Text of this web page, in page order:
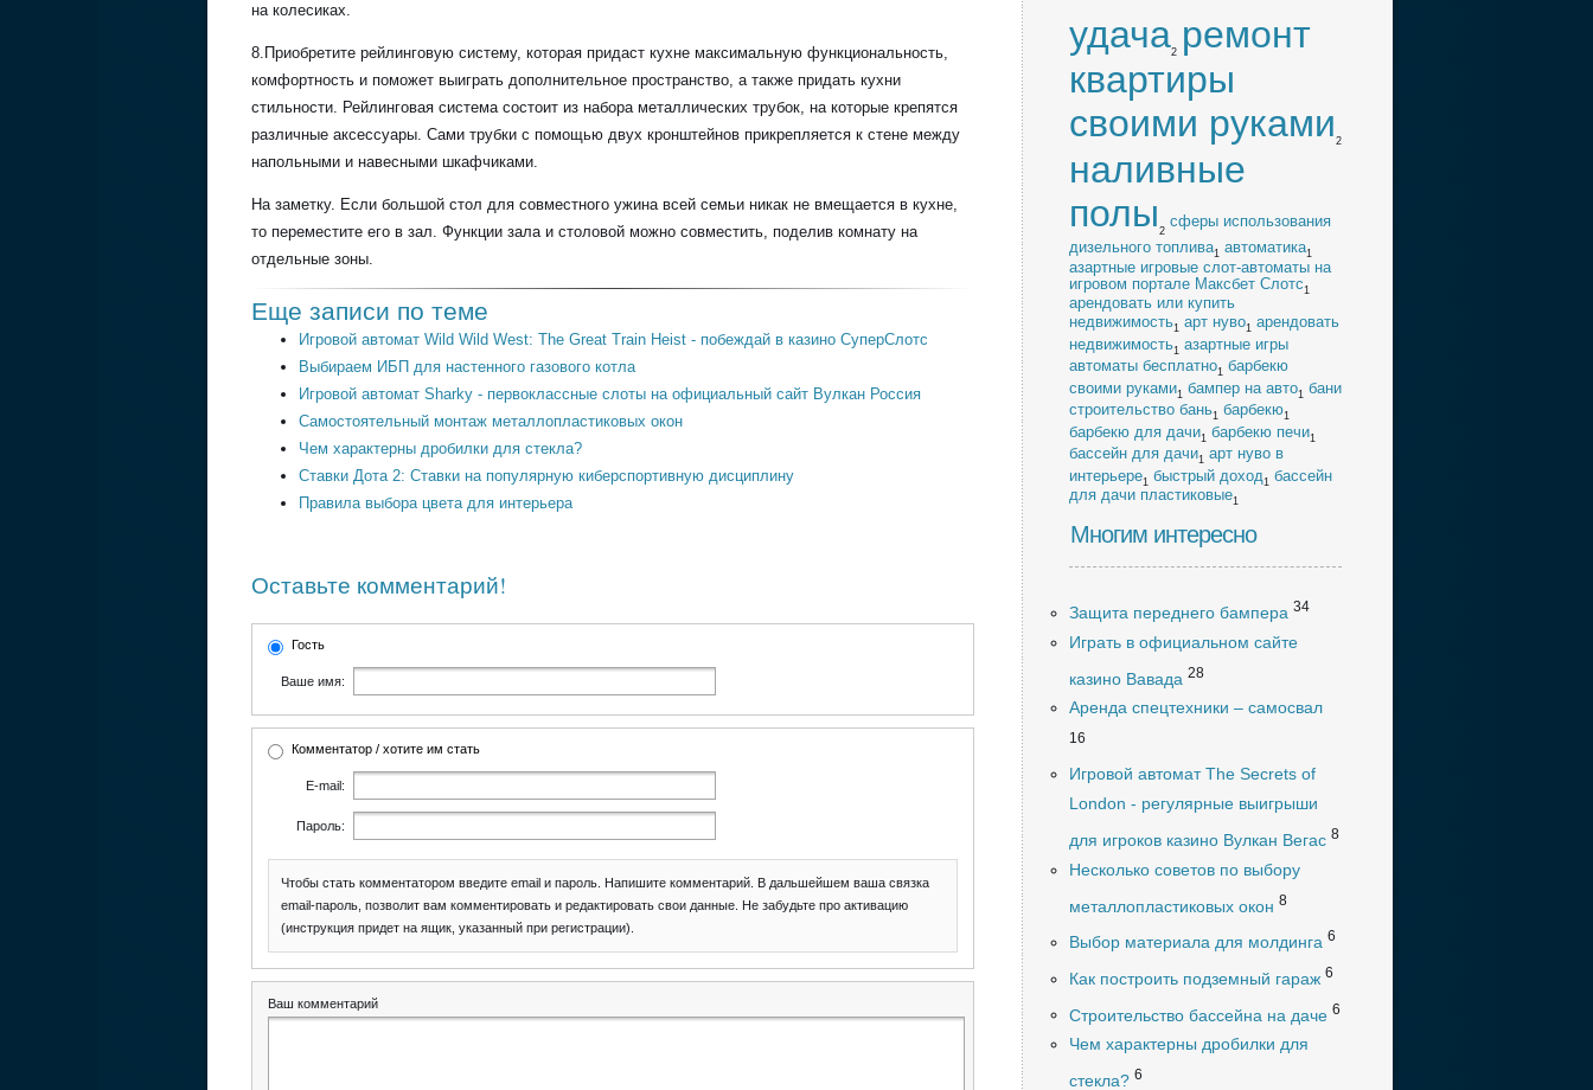
на колесиках.
8.Приобретите рейлинговую систему, которая придаст кухне максимальную функциональность,
комфортность и поможет выиграть дополнительное пространство, а также придать кухни
стильности. Рейлинговая система состоит из набора металлических трубок, на которые крепятся
различные аксессуары. Сами трубки с помощью двух кронштейнов прикрепляется к стене между
напольными и навесными шкафчиками.
На заметку. Если большой стол для совместного ужина всей семьи никак не вмещается в кухне,
то переместите его в зал. Функции зала и столовой можно совместить, поделив комнату на
отдельные зоны.
Еще записи по теме
Игровой автомат Wild Wild West: The Great Train Heist - побеждай в казино СуперСлотс
Выбираем ИБП для настенного газового котла
Игровой автомат Sharky - первоклассные слоты на официальный сайт Вулкан Россия
Самостоятельный монтаж металлопластиковых окон
Чем характерны дробилки для стекла?
Ставки Дота 2: Ставки на популярную киберспортивную дисциплину
Правила выбора цвета для интерьера
Оставьте комментарий!
Гость
Ваше имя:
Комментатор / хотите им стать
E-mail:
Пароль:
Чтобы стать комментатором введите email и пароль. Напишите комментарий. В дальшейшем ваша связка
email-пароль, позволит вам комментировать и редактировать свои данные. Не забудьте про активацию
(инструкция придет на ящик, указанный при регистрации).
Ваш комментарий
удача2 ремонт
квартиры
своими руками 2
наливные
полы 2
cферы использования
дизельного топлива1 автоматика1
азартные игровые слот-автоматы на
игровом портале Максбет Слотс 1
арендовать или купить
недвижимость1 арт нуво1 арендовать
недвижимость1 азартные игры
автоматы бесплатно1 барбекю
своими руками1 бампер на авто1 бани
строительство бань1 барбекю1
барбекю для дачи1 барбекю печи1
бассейн для дачи1 арт нуво в
интерьере1 быстрый доход1 бассейн
для дачи пластиковые1
Многим интересно
Защита переднего бампера 34
Играть в официальном сайте
казино Вавада 28
Аренда спецтехники – самосвал
16
Игровой автомат The Secrets of
London - регулярные выигрыши
для игроков казино Вулкан Вегас 8
Несколько советов по выбору
металлопластиковых окон 8
Выбор материала для молдинга 6
Как построить подземный гараж 6
Строительство бассейна на даче 6
Чем характерны дробилки для
стекла? 6